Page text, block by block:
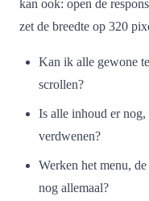
kan ook: open de
zet de breedte op 320
Kan ik alle gewone
scrollen?
Is alle inhoud er nog,
verdwenen?
Werken het menu,
nog allemaal?